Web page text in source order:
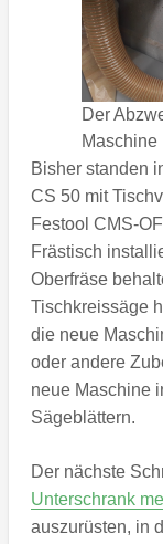
Der
Maschine
Bisher standen
CS 50 mit
Festool CMS-
Frästisch
Oberfräse
Tischkreissäge
die neue
oder andere
neue Maschine
Sägeblättern.
Der nächste
Unterschrank
auszurüsten, in